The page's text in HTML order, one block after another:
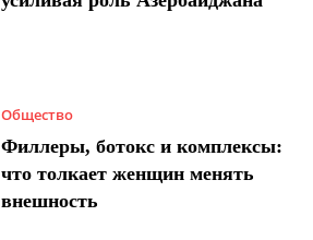
Общество
Филлеры, ботокс и комплексы:
что толкает женщин менять
внешность